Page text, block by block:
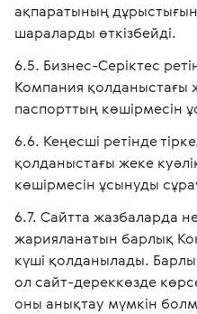
ақпаратының дұрыстығын
шараларды өткізбейді.
Бизнес-Серіктес
Компания қолданыстағы
паспорттың көшірмесін
Кеңесші ретінде
қолданыстағы жеке
көшірмесін ұсынуды
Сайтта жазбаларда
жарияланатын барлық
күші қолданылады.
ол сайт-дереккөзде
оны анықтау мүмкін